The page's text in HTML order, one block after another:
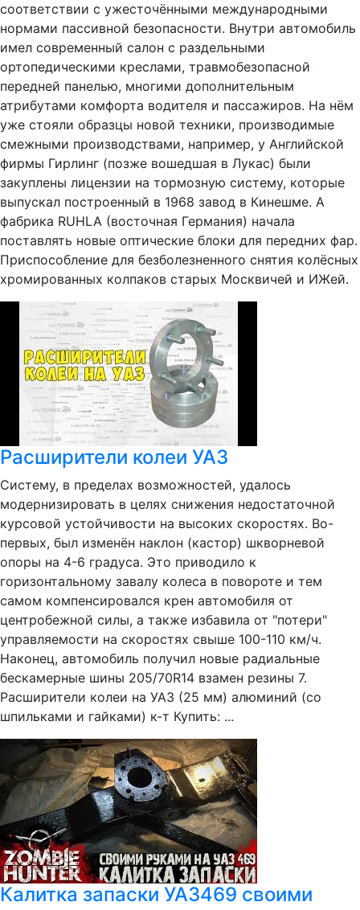
соответствии с ужесточёнными международными
нормами пассивной безопасности. Внутри автомобиль
имел современный салон с раздельными
ортопедическими креслами, травмобезопасной
передней панелью, многими дополнительным
атрибутами комфорта водителя и пассажиров. На нём
уже стояли образцы новой техники, производимые
смежными производствами, например, у Английской
фирмы Гирлинг (позже вошедшая в Лукас) были
закуплены лицензии на тормозную систему, которые
выпускал построенный в 1968 завод в Кинешме. А
фабрика RUHLA (восточная Германия) начала
поставлять новые оптические блоки для передних фар.
Приспособление для безболезненного снятия колёсных
хромированных колпаков старых Москвичей и ИЖей.
Расширители колеи УАЗ
Систему, в пределах возможностей, удалось
модернизировать в целях снижения недостаточной
курсовой устойчивости на высоких скоростях. Во-
первых, был изменён наклон (кастор) шкворневой
опоры на 4-6 градуса. Это приводило к
горизонтальному завалу колеса в повороте и тем
самом компенсировался крен автомобиля от
центробежной силы, а также избавила от "потери"
управляемости на скоростях свыше 100-110 км/ч.
Наконец, автомобиль получил новые радиальные
бескамерные шины 205/70R14 взамен резины 7.
Расширители колеи на УАЗ (25 мм) алюминий (со
шпильками и гайками) к-т Купить: ...
Калитка запаски УАЗ469 своими